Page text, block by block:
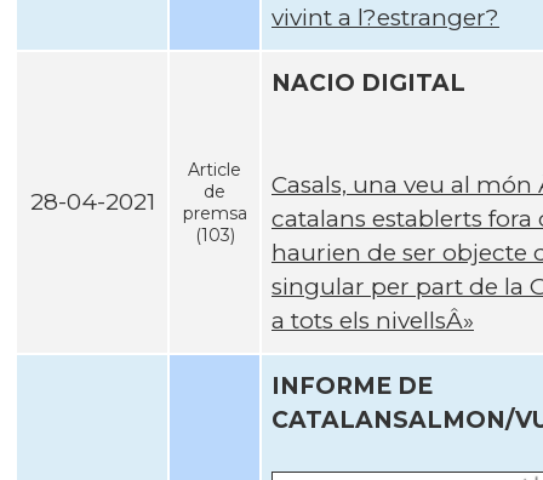
vivint a l?estranger?
28-04-2021
Article
de
premsa
(103)
NACIO DIGITAL
Casals, una veu al món
catalans establerts fora
haurien de ser objecte
singular per part de la
a tots els nivellsÂ»
INFORME DE
CATALANSALMON/